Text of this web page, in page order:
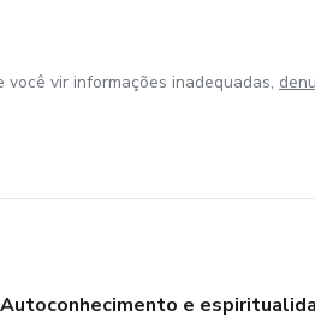
vir informações inadequadas,
Autoconhecimento e